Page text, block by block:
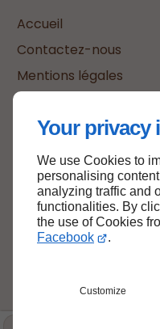
Your privacy
We use Cookies to
personalising
analyzing traffic and
functionalities. By
the use of Cookies
Facebook
.
Customize
Accueil
Contactez-nous
Mentions légales